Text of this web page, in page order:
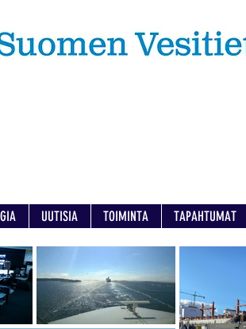
UUTISIA TOIMINTA TAPAHTUMAT